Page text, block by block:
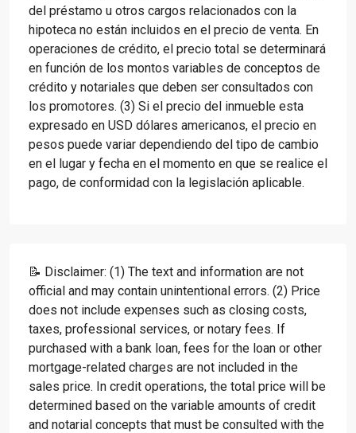
del préstamo u otros cargos relacionados con la
hipoteca no están incluidos en el precio de venta. En
operaciones de crédito, el precio total se determinará
en función de los montos variables de conceptos de
crédito y notariales que deben ser consultados con
los promotores. (3) Si el precio del inmueble esta
expresado en USD dólares americanos, el precio en
pesos puede variar dependiendo del tipo de cambio
en el lugar y fecha en el momento en que se realice el
pago, de conformidad con la legislación aplicable.
📝 Disclaimer: (1) The text and information are not
official and may contain unintentional errors. (2) Price
does not include expenses such as closing costs,
taxes, professional services, or notary fees. If
purchased with a bank loan, fees for the loan or other
mortgage-related charges are not included in the
sales price. In credit operations, the total price will be
determined based on the variable amounts of credit
and notarial concepts that must be consulted with the